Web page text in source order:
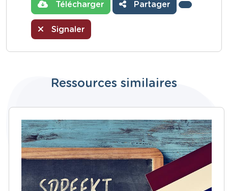
Télécharger Partager
Signaler
Ressources similaires